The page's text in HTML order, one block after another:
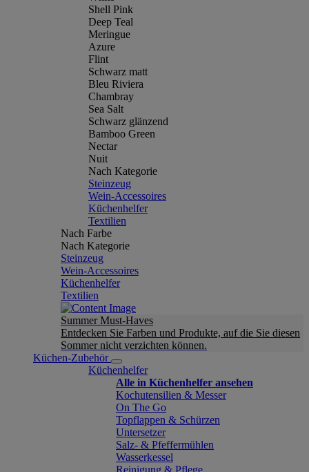
Shell Pink
Deep Teal
Meringue
Azure
Flint
Schwarz matt
Bleu Riviera
Chambray
Sea Salt
Schwarz glänzend
Bamboo Green
Nectar
Nuit
Nach Kategorie
Steinzeug
Wein-Accessoires
Küchenhelfer
Textilien
Nach Farbe
Nach Kategorie
Steinzeug
Wein-Accessoires
Küchenhelfer
Textilien
Summer Must-Haves
Entdecken Sie Farben und Produkte, auf die Sie diesen
Sommer nicht verzichten können.
Küchen-Zubehör
Küchenhelfer
Alle in Küchenhelfer ansehen
Kochutensilien & Messer
On The Go
Topflappen & Schürzen
Untersetzer
Salz- & Pfeffermühlen
Wasserkessel
Reinigung & Pflege